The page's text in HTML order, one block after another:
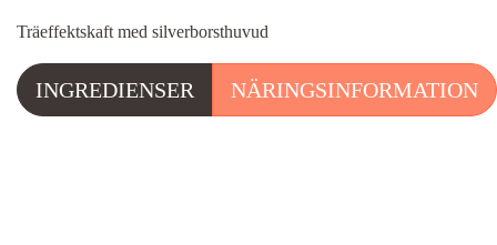
Träeffektskaft med silverborsthuvud
INGREDIENSER NÄRINGSINFORMATION